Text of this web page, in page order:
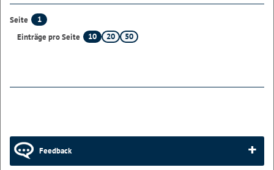
Seite
1
Einträge pro Seite
10 20 50
Feedback